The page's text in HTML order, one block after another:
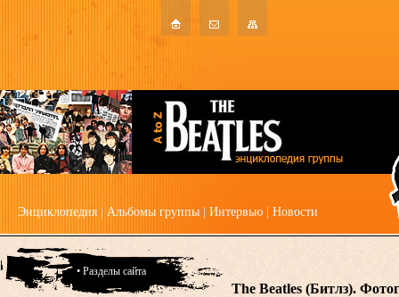
Энциклопедия Альбомы группы Интервью Новости
The Beatles (Битлз).
• Разделы сайта